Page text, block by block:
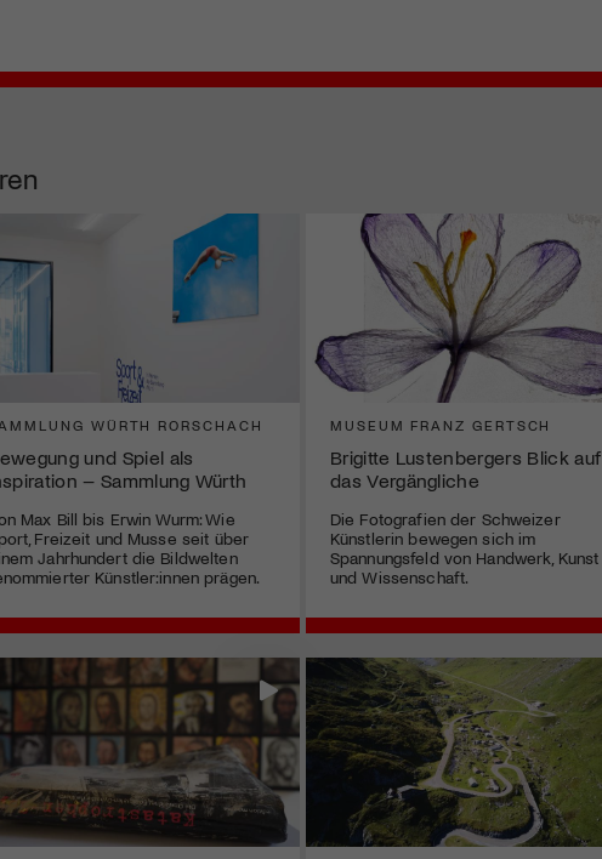
WÜRTH RORSCHACH
und Spiel als
– Sammlung Würth
Max Bill bis Erwin Wurm: Wie
Freizeit und Musse seit über
Jahrhundert die Bildwelten
Künstler:innen prägen.
MUSEUM FRANZ GERTSCH
Brigitte Lustenbergers Blick auf
das Vergängliche
Die Fotografien der Schweizer
Künstlerin bewegen sich im
Spannungsfeld von Handwerk, Kunst
und Wissenschaft.